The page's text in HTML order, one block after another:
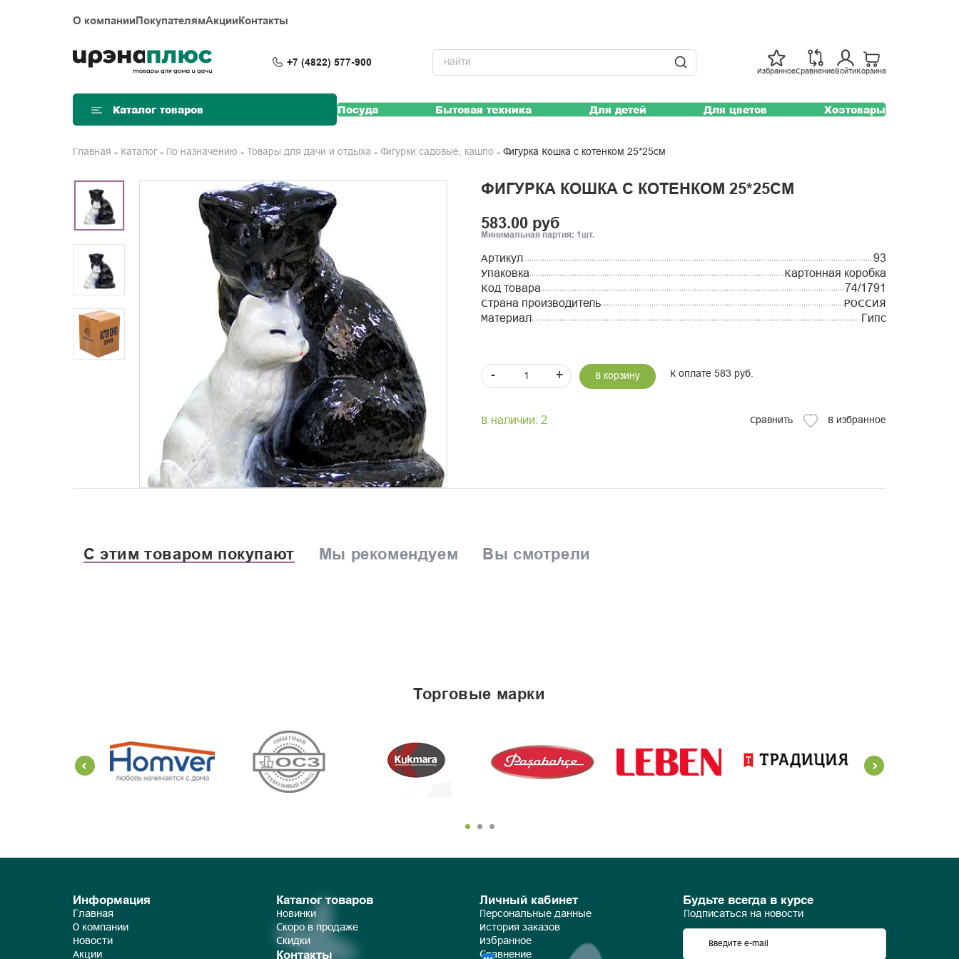
О компанииПокупателямАкцииКонтакты
+7 (4822) 577-900
ИзбранноеСравнение Войти Корзина
Каталог товаров Посуда Бытовая техника Для детей Для цветов Хозтовары
Главная Каталог По назначению Товары для дачи и отдыха Фигурки садовые, кашпо Фигурка Кошка с котенком 25*25см
ФИГУРКА КОШКА С КОТЕНКОМ 25*25СМ
583.00 руб
Минимальная партия: 1шт.
Артикул
93
Упаковка
Картонная коробка
Код товара
74/1791
Страна производитель
РОССИЯ
Материал
Гипс
- + В корзину К оплате 583 руб.
В наличии: 2 Сравнить В избранное
С этим товаром покупают Мы рекомендуем Вы смотрели
торговые марки
Информация
Главная
О компании
Новости
Акции
Каталог товаров
Новинки
Скоро в продаже
Скидки
Контакты
Личный кабинет
Персональные данные
История заказов
Избранное
Сравнение
Будьте всегда в курсе
Подписаться на новости